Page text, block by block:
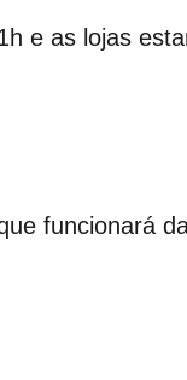
e as lojas
funcionará